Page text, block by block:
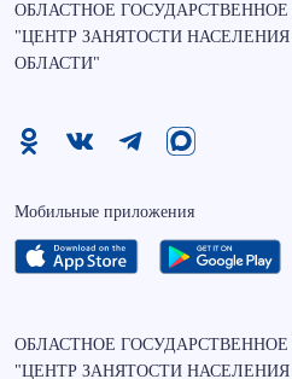
ОБЛАСТНОЕ
"ЦЕНТР ЗАНЯТОСТИ
ОБЛАСТИ"
Мобильные приложения
ОБЛАСТНОЕ
"ЦЕНТР ЗАНЯТОСТИ